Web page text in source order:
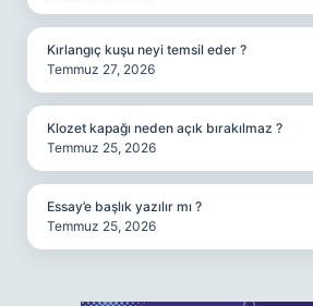
Kırlangıç kuşu neyi temsil eder ?
Temmuz 27, 2026
Klozet kapağı neden açık bırakılmaz ?
Temmuz 25, 2026
Essay’e başlık yazılır mı ?
Temmuz 25, 2026